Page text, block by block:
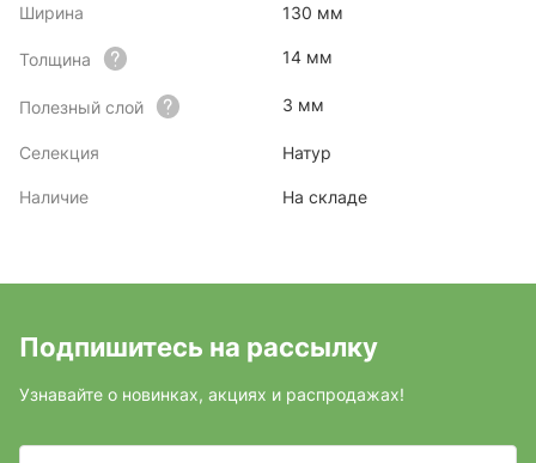
Ширина 130 мм
Толщина 14 мм
Полезный слой 3 мм
Селекция Натур
Наличие На складе
Подпишитесь на рассылку
Узнавайте о новинках, акциях и распродажах!